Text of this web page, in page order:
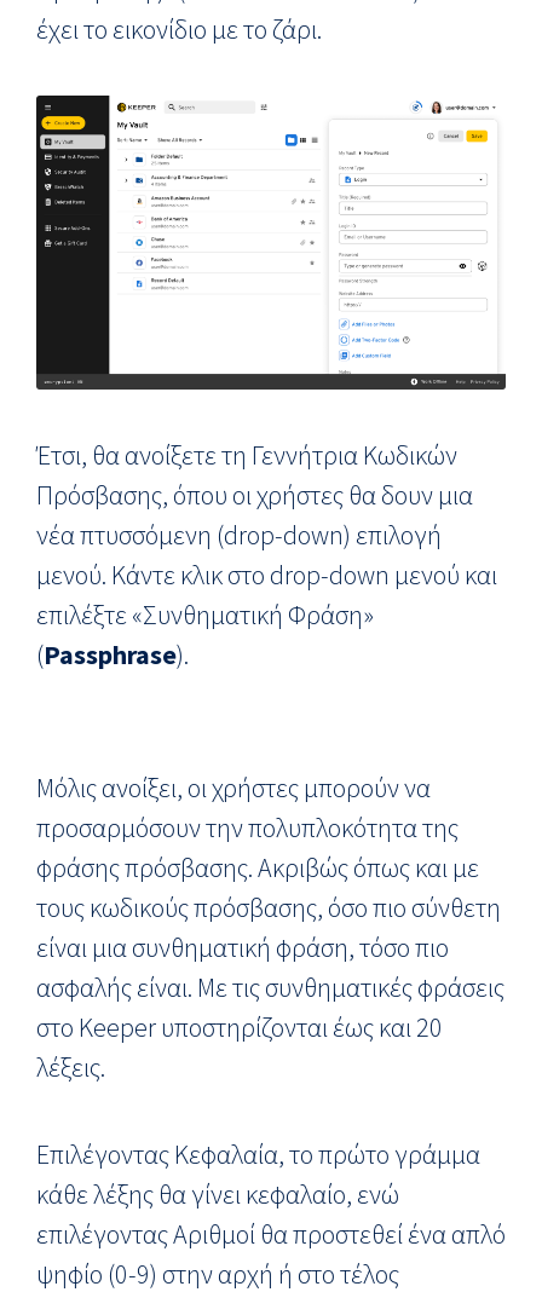
έχει το εικονίδιο με το ζάρι.
Έτσι, θα ανοίξετε τη Γεννήτρια Κωδικών
Πρόσβασης, όπου οι χρήστες θα δουν μια
νέα πτυσσόμενη (drop-down) επιλογή
μενού. Κάντε κλικ στο drop-down μενού και
επιλέξτε «Συνθηματική Φράση»
(Passphrase).
Μόλις ανοίξει, οι χρήστες μπορούν να
προσαρμόσουν την πολυπλοκότητα της
φράσης πρόσβασης. Ακριβώς όπως και με
τους κωδικούς πρόσβασης, όσο πιο σύνθετη
είναι μια συνθηματική φράση, τόσο πιο
ασφαλής είναι. Με τις συνθηματικές φράσεις
στο Keeper υποστηρίζονται έως και 20
λέξεις.
Επιλέγοντας Κεφαλαία, το πρώτο γράμμα
κάθε λέξης θα γίνει κεφαλαίο, ενώ
επιλέγοντας Αριθμοί θα προστεθεί ένα απλό
ψηφίο (0-9) στην αρχή ή στο τέλος